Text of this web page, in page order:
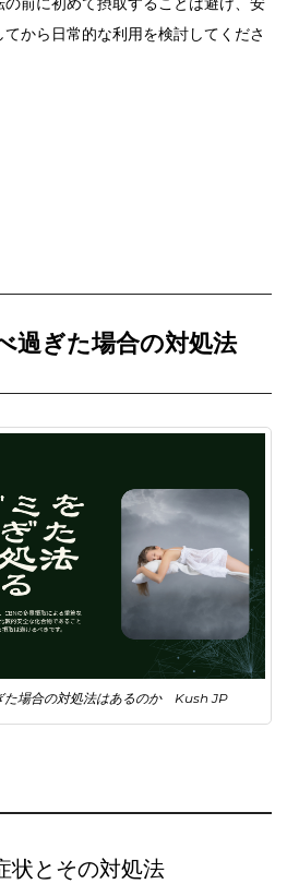
から日常的な利用を検討してくださ
過ぎた場合の対処法
た場合の対処法はあるのか Kush JP
状とその対処法